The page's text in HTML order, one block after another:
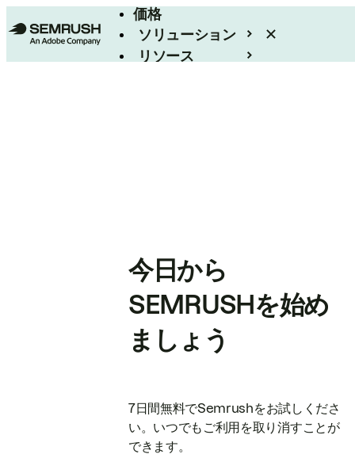
価格
ソリューション
リソース
今日から
SEMRUSHを始め
ましょう
7日間無料でSemrushをお試しくださ
い。いつでもご利用を取り消すことが
できます。